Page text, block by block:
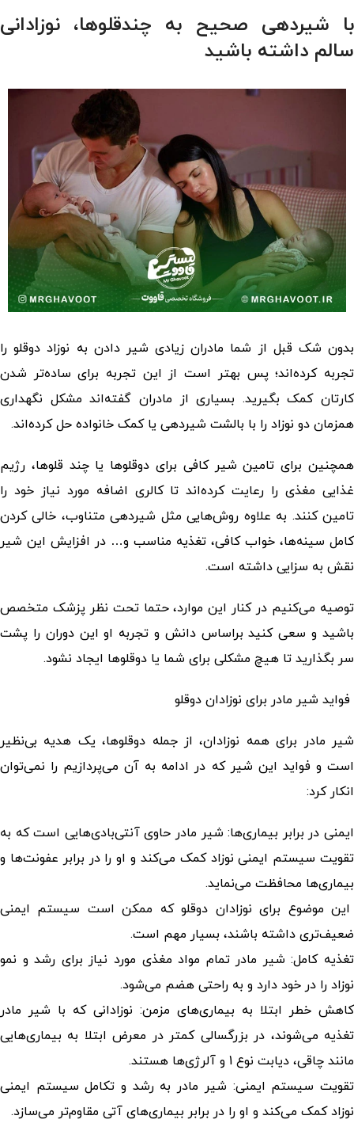
با شیردهی صحیح به چندقلوها، نوزادانی
سالم داشته باشید
بدون شک قبل از شما مادران زیادی شیر دادن به نوزاد دوقلورا
تجربه کرده‌اند؛ پس بهتر است از این تجربه برای ساده‌تر شدن
کارتان کمک بگیرید. بسیاری از مادران گفته‌اند مشکل نگهداری
همزمان دو نوزاد را با بالشت شیردهی یا کمک خانواده حل کرده‌اند.
همچنین برای تامین شیر کافی برای دوقلوها یا چند قلوها، رژیم
غذایی مغذی را رعایت کرده‌اند تا کالری اضافه مورد نیاز خود را
تامین کنند. به علاوه روش‌هایی مثل شیردهی متناوب، خالی کردن
کامل سینه‌ها، خواب کافی، تغذیه مناسب و… در افزایش این شیر
نقش به سزایی داشته است.
توصیه می‌کنیم در کنار این موارد، حتما تحت نظر پزشک متخصص
باشید و سعی کنید براساس دانش و تجربه او این دوران را پشت
سر بگذارید تا هیچ مشکلی برای شما یا دوقلوها ایجاد نشود.
فواید شیر مادر برای نوزادان دوقلو
شیر مادر برای همه نوزادان، از جمله دوقلوها، یک هدیه بی‌نظیر
است و فواید این شیر که در ادامه به آن می‌پردازیم را نمی‌توان
انکار کرد:
ایمنی در برابر بیماری‌ها: شیر مادر حاوی آنتی‌بادی‌هایی است که به
تقویت سیستم ایمنی نوزاد کمک می‌کند و او را در برابر عفونت‌ها و
بیماری‌ها محافظت می‌نماید.
این موضوع برای نوزادان دوقلو که ممکن است سیستم ایمنی
ضعیف‌تری داشته باشند، بسیار مهم است.
تغذیه کامل: شیر مادر تمام مواد مغذی مورد نیاز برای رشد و نمو
نوزاد را در خود دارد و به راحتی هضم می‌شود.
کاهش خطر ابتلا به بیماری‌های مزمن: نوزادانی که با شیر مادر
تغذیه می‌شوند، در بزرگسالی کمتر در معرض ابتلا به بیماری‌هایی
مانند چاقی، دیابت نوع 1 و آلرژی‌ها هستند.
تقویت سیستم ایمنی: شیر مادر به رشد و تکامل سیستم ایمنی
نوزاد کمک می‌کند و او را در برابر بیماری‌های آتی مقاوم‌تر می‌سازد.